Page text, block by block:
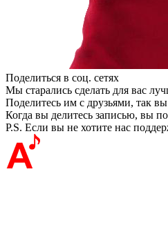
Поделиться в соц. сетях
Мы старались сделать для вас
Поделитесь им с друзьями, так
Когда вы делитесь записью, вы
P.S. Если вы не хотите нас